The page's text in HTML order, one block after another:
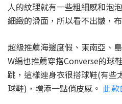
人的紋理就有一些粗細感和泡
細緻的滑面，所以看不出皺，
超級推薦海邊度假、東南亞、
W編也推薦穿搭Converse的球
跳，這樣連身衣很搭球鞋(有些
球鞋)，增添一點俏皮感。 此